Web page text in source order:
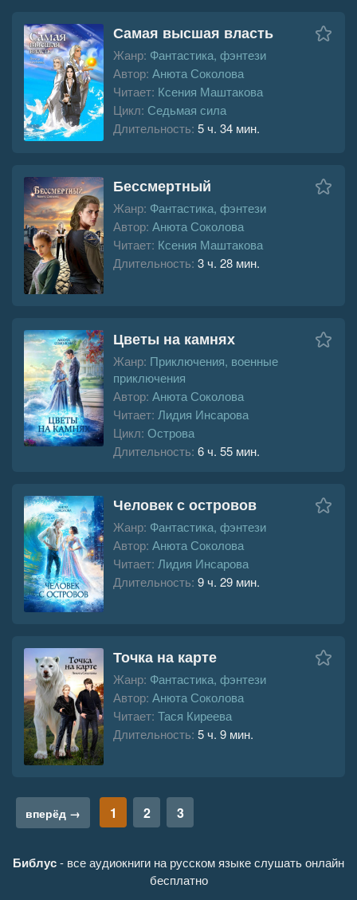
Самая высшая власть
Жанр: Фантастика, фэнтези
Автор: Анюта Соколова
Читает: Ксения Маштакова
Цикл: Седьмая сила
Длительность: 5 ч. 34 мин.
Бессмертный
Жанр: Фантастика, фэнтези
Автор: Анюта Соколова
Читает: Ксения Маштакова
Длительность: 3 ч. 28 мин.
Цветы на камнях
Жанр: Приключения, военные
приключения
Автор: Анюта Соколова
Читает: Лидия Инсарова
Цикл: Острова
Длительность: 6 ч. 55 мин.
Человек с островов
Жанр: Фантастика, фэнтези
Автор: Анюта Соколова
Читает: Лидия Инсарова
Длительность: 9 ч. 29 мин.
Точка на карте
Жанр: Фантастика, фэнтези
Автор: Анюта Соколова
Читает: Тася Киреева
Длительность: 5 ч. 9 мин.
вперёд → 1 2 3
Библус- все аудиокниги на русском языке слушать онлайн
бесплатно